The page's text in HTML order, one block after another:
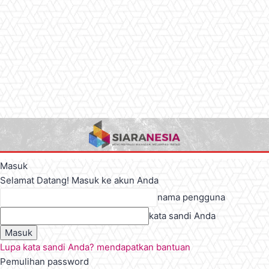
Masuk
Selamat Datang! Masuk ke akun Anda
nama pengguna
kata sandi Anda
Lupa kata sandi Anda? mendapatkan bantuan
Pemulihan password